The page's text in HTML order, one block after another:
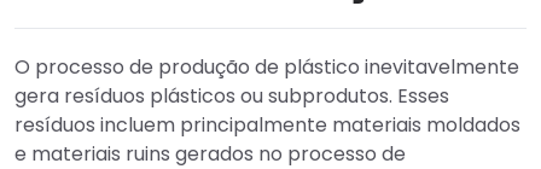
O processo de produção de plástico inevitavelmente
gera resíduos plásticos ou subprodutos. Esses
resíduos incluem principalmente materiais moldados
e materiais ruins gerados no processo de